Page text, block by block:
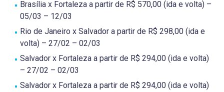
Brasília x Fortaleza a partir de R$ 570,00 (ida e volta) –
05/03 – 12/03
Rio de Janeiro x Salvador a partir de R$ 298,00 (ida e
volta) – 27/02 – 02/03
Salvador x Fortaleza a partir de R$ 294,00 (ida e volta)
– 27/02 – 02/03
Salvador x Fortaleza a partir de R$ 294,00 (ida e volta)